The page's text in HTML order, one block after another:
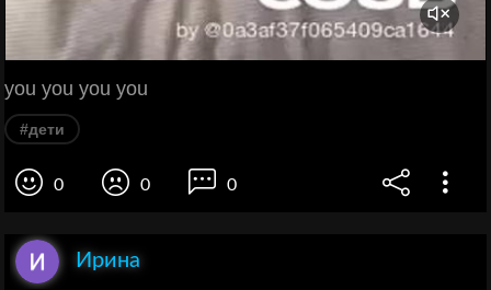
you you you you
#дети
0 0 0
Ирина